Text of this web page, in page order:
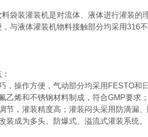
料袋装灌装机是对流体、液体进行灌装
与液体灌装机物料接触部分均采用316
，操作方便，气动部分均采用FESTO和
乙烯和不锈钢材料制成，符合GMP要求；
节，灌装精度高；灌装闷头采用防滴漏、
装成为多头、防爆式、溢流式灌装系统。